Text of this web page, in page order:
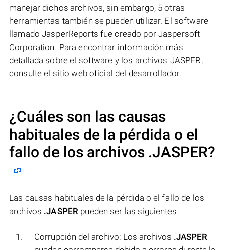
manejar dichos archivos, sin embargo, 5 otras
herramientas también se pueden utilizar. El software
llamado JasperReports fue creado por Jaspersoft
Corporation. Para encontrar información más
detallada sobre el software y los archivos JASPER,
consulte el sitio web oficial del desarrollador.
¿Cuáles son las causas
habituales de la pérdida o el
fallo de los archivos .JASPER?
Las causas habituales de la pérdida o el fallo de los
archivos .JASPER pueden ser las siguientes:
Corrupción del archivo: Los archivos .JASPER